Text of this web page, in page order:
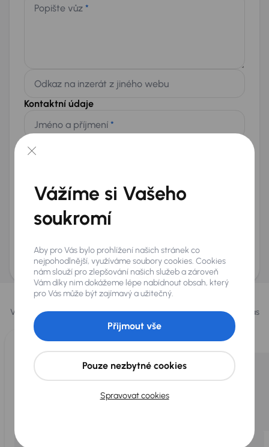
Popište vůz *
Odkaz na inzerát z jiného webu
Kontaktní údaje
Jméno a příjmení *
Přeji si dostávat informace o atraktivních slevových
nabídkách
AURES Holdings a.s., se sídlem Dopraváků 874/15, Čimice, 184 00 Praha 8 bude
uchovávat a zpracovávat vaše osobní údaje v souladu se zásadami ochrany a
zpracováníosobních údajů.
Vybrali jsme pro vás
Vybíráme pro vás tynejlepší vozyz naší nabídky. Každý den pro vás
vykoupíme až 400 vozů
Vážíme si Vašeho
soukromí
Aby pro Vás bylo prohlížení našich stránek co
nejpohodlnější, využíváme soubory cookies. Cookies
nám slouží pro zlepšování našich služeb a zároveň
Vám díky nim dokážeme lépe nabídnout obsah, který
pro Vás může být zajímavý a užitečný.
Spravovat cookies
Pouze nezbytné cookies
Přijmout vše